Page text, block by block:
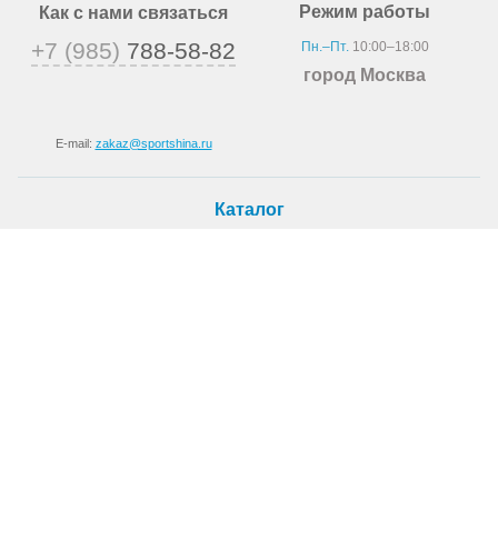
Как с нами связаться
+7 (985) 788-58-82
E-mail: zakaz@sportshina.ru
Режим работы
Пн.–Пт.10:00–18:00
город Москва
Каталог